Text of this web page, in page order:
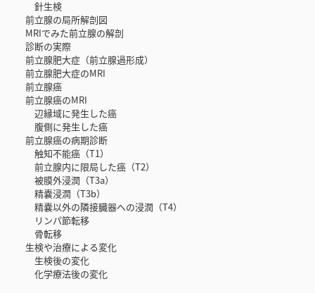
針生検
前立腺の局所解剖図
MRIでみた前立腺の解剖
診断の実際
前立腺肥大症（前立腺過形成）
前立腺肥大症のMRI
前立腺癌
前立腺癌のMRI
辺縁域に発生した癌
腹側に発生した癌
前立腺癌の病期診断
触知不能癌（T1）
前立腺内に限局した癌（T2）
被膜外浸潤（T3a）
精嚢浸潤（T3b）
精嚢以外の隣接臓器への浸潤（T4）
リンパ節転移
骨転移
生検や治療による変化
生検後の変化
化学療法後の変化